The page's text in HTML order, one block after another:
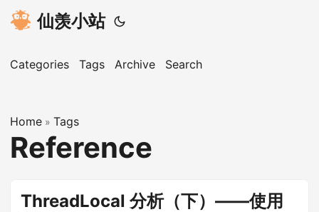
仙羡小站
Categories Tags Archive Search
Home » Tags
Reference
ThreadLocal 分析（下）——使用